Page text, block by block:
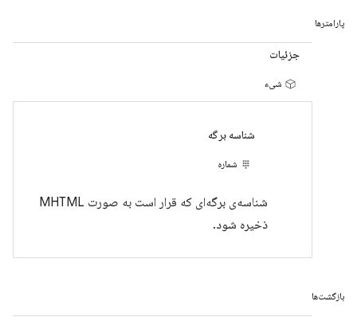
پارامترها
جزئیات
شیء
شناسه برگه
شماره
شناسه‌ی برگه‌ای که قرار است به صورت MHTML
ذخیره شود.
بازگشت‌ها